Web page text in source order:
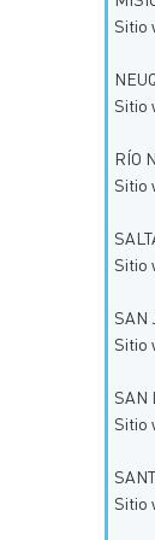
Sitio
Sitio
RÍO
Sitio
Sitio
SAN
Sitio
SAN
Sitio
Sitio